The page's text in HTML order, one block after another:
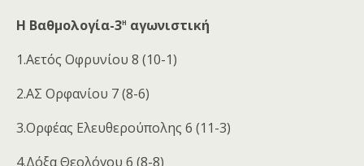
Η Βαθμολογία-3η αγωνιστική
1.Αετός Οφρυνίου 8 (10-1)
2.ΑΣ Ορφανίου 7 (8-6)
3.Ορφέας Ελευθερούπολης 6 (11-3)
4.Δόξα Θεολόγου 6 (8-8)